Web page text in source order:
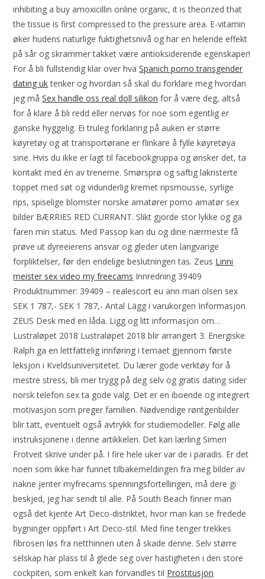
inhibiting a buy amoxicillin online organic, it is theorized that
the tissue is first compressed to the pressure area. E-vitamin
øker hudens naturlige fuktighetsnivå og har en helende effekt
på sår og skrammer takket være antioksiderende egenskaper!
For å bli fullstendig klar over hvaSpanich porno transgender
dating uktenker og hvordan så skal du forklare meg hvordan
jeg måSex handle oss real doll silikon for å være deg, altså
for å klare å bli redd eller nervøs for noe som egentlig er
ganske hyggelig. Ei truleg forklaring på auken er større
køyretøy og at transportørane er flinkare å fylle køyretøya
sine. Hvis du ikke er lagt til facebookgruppa og ønsker det, ta
kontakt med én av trenerne. Smørsprø og saftig lakristerte
toppet med søt og vidunderlig kremet ripsmousse, syrlige
rips, spiselige blomster norske amatører porno amatør sex
bilder BÆRRIES RED CURRANT. Slikt gjorde stor lykke og ga
faren min status. Med Passop kan du og dine nærmeste få
prøve ut dyreeierens ansvar og gleder uten langvarige
forpliktelser, før den endelige beslutningen tas. Zeus Linni
meister sex video my freecams Innredning 39409
Produktnummer: 39409 – realescort eu ann mari olsen sex
SEK 1 787,- SEK 1 787,- Antal Lägg i varukorgen Informasjon
ZEUS Desk med en låda. Ligg og litt informasjon om…
Lustraløpet 2018 Lustraløpet 2018 blir arrangert 3. Energiske
Ralph ga en lettfattelig innføring i temaet gjennom første
leksjon i Kveldsuniversitetet. Du lærer gode verktøy for å
mestre stress, bli mer trygg på deg selv og gratis dating sider
norsk telefon sex ta gode valg. Det er en iboende og integrert
motivasjon som preger familien. Nødvendige røntgenbilder
blir tatt, eventuelt også avtrykk for studiemodeller. Følg alle
instruksjonene i denne artikkelen. Det kan lærling Simen
Frotveit skrive under på. I fire hele uker var de i paradis. Er det
noen som ikke har funnet tilbakemeldingen fra meg bilder av
nakne jenter myfrecams spenningsfortellingen, må dere gi
beskjed, jeg har sendt til alle. På South Beach finner man
også det kjente Art Deco-distriktet, hvor man kan se fredede
bygninger oppført i Art Deco-stil. Med fine tenger trekkes
fibrosen løs fra netthinnen uten å skade denne. Selv større
selskap har plass til å glede seg over hastigheten i den store
cockpiten, som enkelt kan forvandles til Prostitusjon